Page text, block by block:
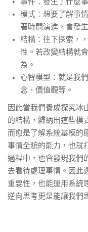
模式：想要了解事
著時間演進，會發
結構：往下探索，
性。若改變結構就
為。
心智模型：就是我
念、價值觀等。
因此當我們養成探究冰
的結構，歸納出這些模
而愈是了解系統基模的
事情全貌的能力，也就
過程中，也會發現我們
去看待處理事情。因此
重要性，也能運用系統
逆向思考更是能讓我們